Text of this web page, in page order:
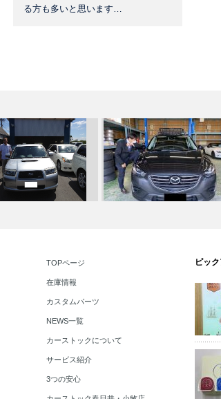
る方も多いと思います…
本日のご納車☆中川・港店☆
TOPページ
在庫情報
カスタムパーツ
NEWS一覧
カーストックについて
サービス紹介
3つの安心
ピッ